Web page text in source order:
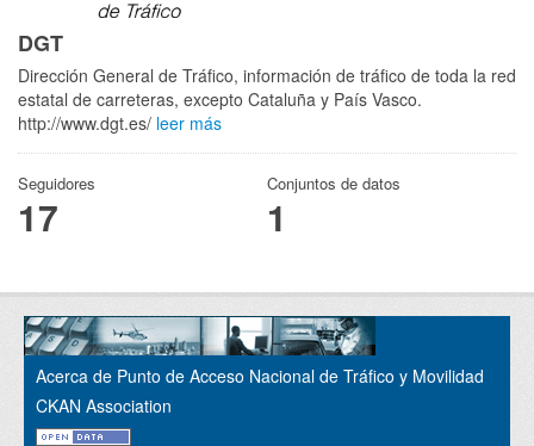
DGT
Dirección General de Tráfico, información de tráfico de toda la red
estatal de carreteras, excepto Cataluña y País Vasco.
http://www.dgt.es/ leer más
Seguidores
17
Conjuntos de datos
1
Acerca de Punto de Acceso Nacional de Tráfico y Movilidad
CKAN Association